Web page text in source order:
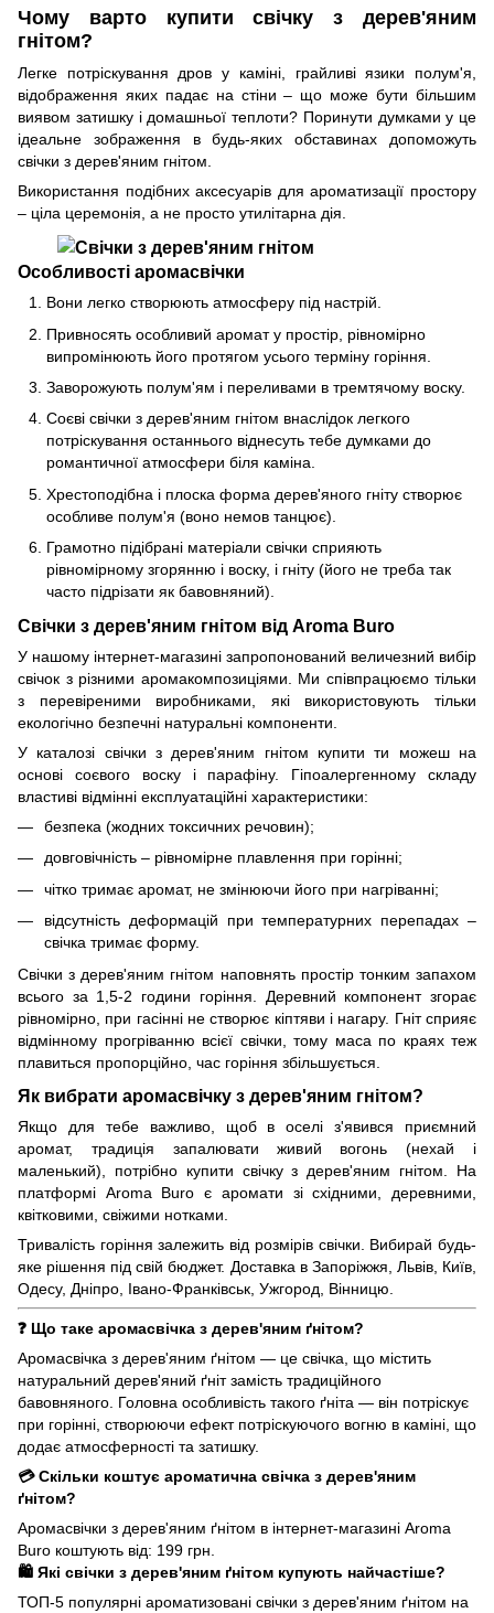
Чому варто купити свічку з дерев'яним
гнітом?
Легке потріскування дров у каміні, грайливі язики полум'я,
відображення яких падає на стіни – що може бути більшим
виявом затишку і домашньої теплоти? Поринути думками у це
ідеальне зображення в будь-яких обставинах допоможуть
свічки з дерев'яним гнітом.
Використання подібних аксесуарів для ароматизації простору
– ціла церемонія, а не просто утилітарна дія.
Особливості аромасвічки
Вони легко створюють атмосферу під настрій.
Привносять особливий аромат у простір, рівномірно
випромінюють його протягом усього терміну горіння.
Заворожують полум'ям і переливами в тремтячому воску.
Соєві свічки з дерев'яним гнітом внаслідок легкого
потріскування останнього віднесуть тебе думками до
романтичної атмосфери біля каміна.
Хрестоподібна і плоска форма дерев'яного гніту створює
особливе полум'я (воно немов танцює).
Грамотно підібрані матеріали свічки сприяють
рівномірному згорянню і воску, і гніту (його не треба так
часто підрізати як бавовняний).
Свічки з дерев'яним гнітом від Aroma Buro
У нашому інтернет-магазині запропонований величезний вибір
свічок з різними аромакомпозиціями. Ми співпрацюємо тільки
з перевіреними виробниками, які використовують тільки
екологічно безпечні натуральні компоненти.
У каталозі свічки з дерев'яним гнітом купити ти можеш на
основі соєвого воску і парафіну. Гіпоалергенному складу
властиві відмінні експлуатаційні характеристики:
безпека (жодних токсичних речовин);
довговічність – рівномірне плавлення при горінні;
чітко тримає аромат, не змінюючи його при нагріванні;
відсутність деформацій при температурних перепадах –
свічка тримає форму.
Свічки з дерев'яним гнітом наповнять простір тонким запахом
всього за 1,5-2 години горіння. Деревний компонент згорає
рівномірно, при гасінні не створює кіптяви і нагару. Гніт сприяє
відмінному прогріванню всієї свічки, тому маса по краях теж
плавиться пропорційно, час горіння збільшується.
Як вибрати аромасвічку з дерев'яним гнітом?
Якщо для тебе важливо, щоб в оселі з'явився приємний
аромат, традиція запалювати живий вогонь (нехай і
маленький), потрібно купити свічку з дерев'яним гнітом. На
платформі Aroma Buro є аромати зі східними, деревними,
квітковими, свіжими нотками.
Тривалість горіння залежить від розмірів свічки. Вибирай будь-
яке рішення під свій бюджет. Доставка в Запоріжжя, Львів, Київ,
Одесу, Дніпро, Івано-Франківськ, Ужгород, Вінницю.
❓ Що таке аромасвічка з дерев'яним ґнітом?
Аромасвічка з дерев'яним ґнітом — це свічка, що містить
натуральний дерев'яний ґніт замість традиційного
бавовняного. Головна особливість такого ґніта — він потріскує
при горінні, створюючи ефект потріскуючого вогню в каміні, що
додає атмосферності та затишку.
💳 Скільки коштує ароматична свічка з дерев'яним
ґнітом?
Аромасвічки з дерев'яним ґнітом в інтернет-магазині Aroma
Buro коштують від: 199 грн.
🛍️ Які свічки з дерев'яним ґнітом купують найчастіше?
ТОП-5 популярні ароматизовані свічки з дерев'яним ґнітом на